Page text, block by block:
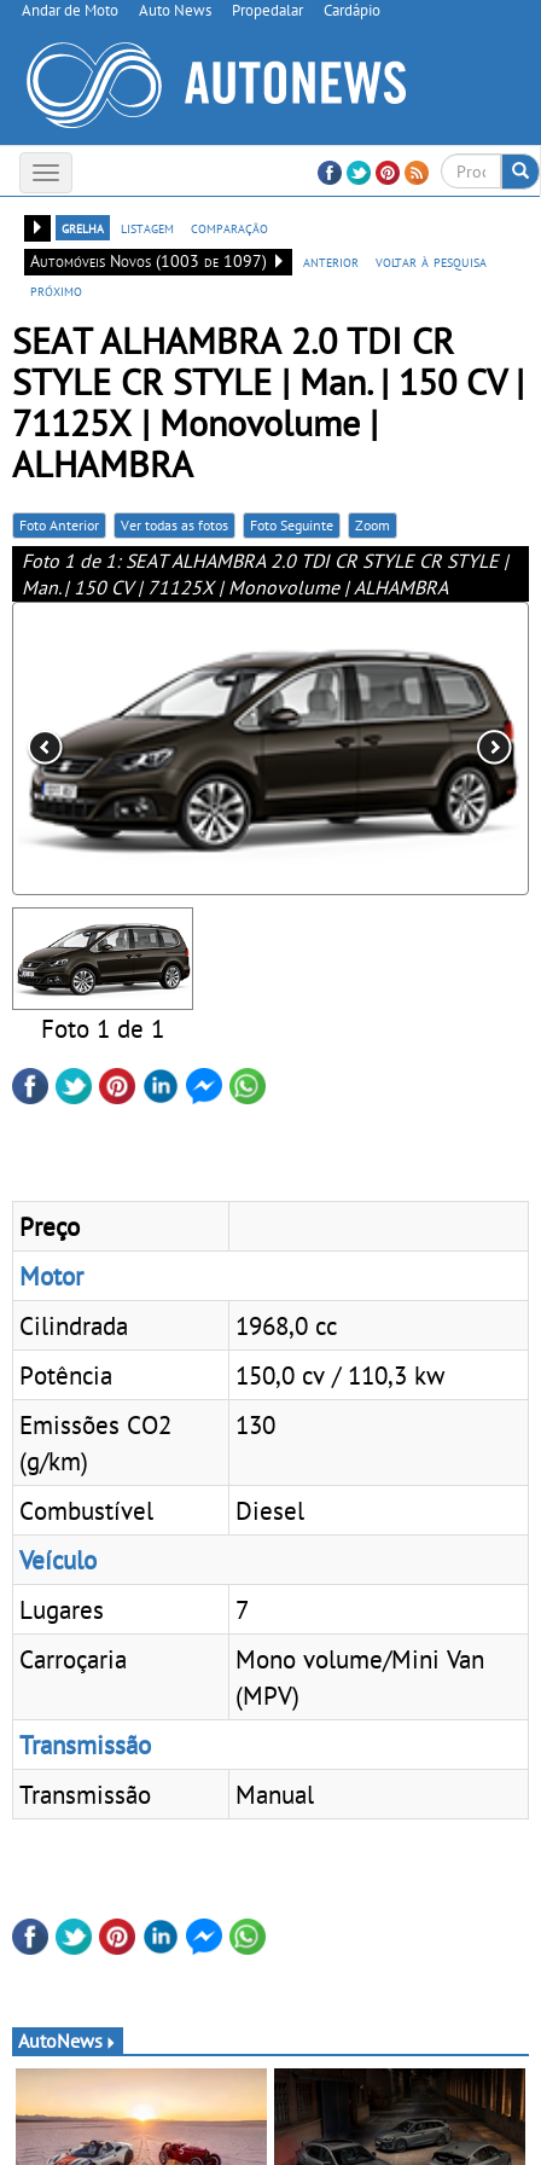
Andar de Moto Auto News Propedalar Cardápio
Toggle
navigation
grelha
listagem
comparação
Automóveis Novos (1003 de 1097)
anterior
voltar à pesquisa
próximo
SEAT ALHAMBRA 2.0 TDI CR
STYLE CR STYLE | Man. | 150 CV |
71125X | Monovolume |
ALHAMBRA
Foto Anterior Ver todas as fotos Foto Seguinte Zoom
Foto 1 de 1: SEAT ALHAMBRA 2.0 TDI CR STYLE CR STYLE |
Man. | 150 CV | 71125X | Monovolume | ALHAMBRA
Foto 1 de 1
Preço
Motor
Cilindrada
1968,0 cc
Potência
150,0 cv / 110,3 kw
Emissões CO2
(g/km)
130
Combustível
Diesel
Veículo
Lugares
7
Carroçaria
Mono volume/Mini Van
(MPV)
Transmissão
Transmissão
Manual
AutoNews